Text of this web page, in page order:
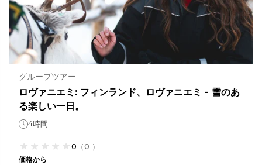
グループツアー
ロヴァニエミ: フィンランド、ロヴァニエミ - 雪のあ
る楽しい一日。
4時間
0 （0 ）
価格から